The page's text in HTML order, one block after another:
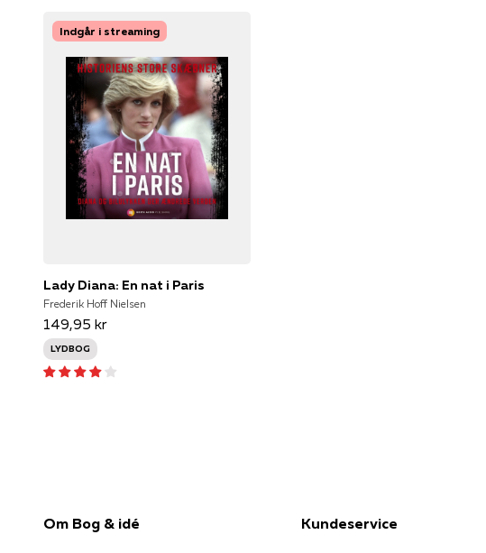
Indgår i streaming
Lady Diana: En nat i Paris
Frederik Hoff Nielsen
149,95 kr
LYDBOG
Om Bog & idé Kundeservice